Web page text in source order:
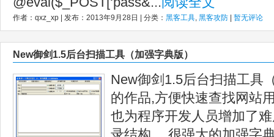
作者：qxz_xp | 发布：2013年9月28日 | 分类： 黑客工具, 黑客攻防 暂无评论
New御剑1.5后台扫描工具（加强字典版）
New御剑1.5后台扫描工具
的作品,方便快速查找网站
也为程序开发人员增加了